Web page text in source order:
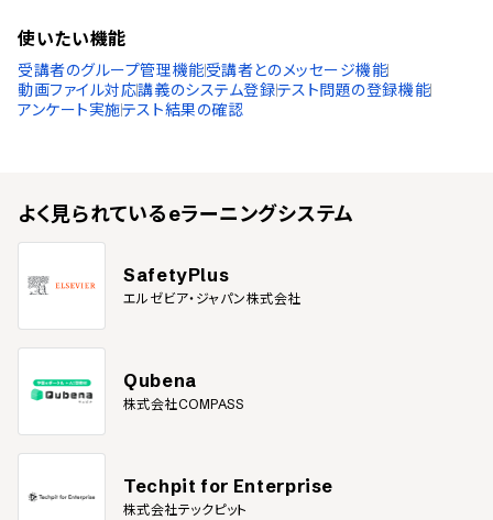
使いたい機能
受講者のグループ管理機能受講者とのメッセージ機能
動画ファイル対応講義のシステム登録テスト問題の登録機能
アンケート実施テスト結果の確認
よく見られているeラーニングシステム
SafetyPlus
エルゼビア・ジャパン株式会社
Qubena
株式会社COMPASS
Techpit for Enterprise
株式会社テックピット